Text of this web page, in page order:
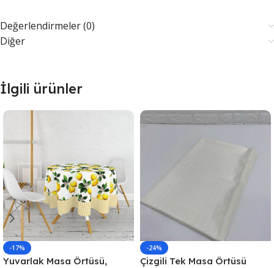
Değerlendirmeler (0)
Diğer
İlgili ürünler
-17%
Yuvarlak Masa Örtüsü,
-24%
Çizgili Tek Masa Örtüsü